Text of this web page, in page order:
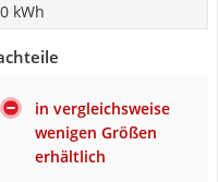
kWh
in vergleichsweise
wenigen Größen
erhältlich